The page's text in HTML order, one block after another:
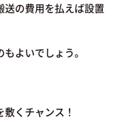
の費用を払えば設置
よいでしょう。
くチャンス！